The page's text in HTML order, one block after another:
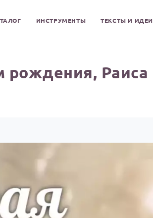
ИНСТРУМЕНТЫ ТЕКСТЫ И ИДЕИ
рождения, Раиса